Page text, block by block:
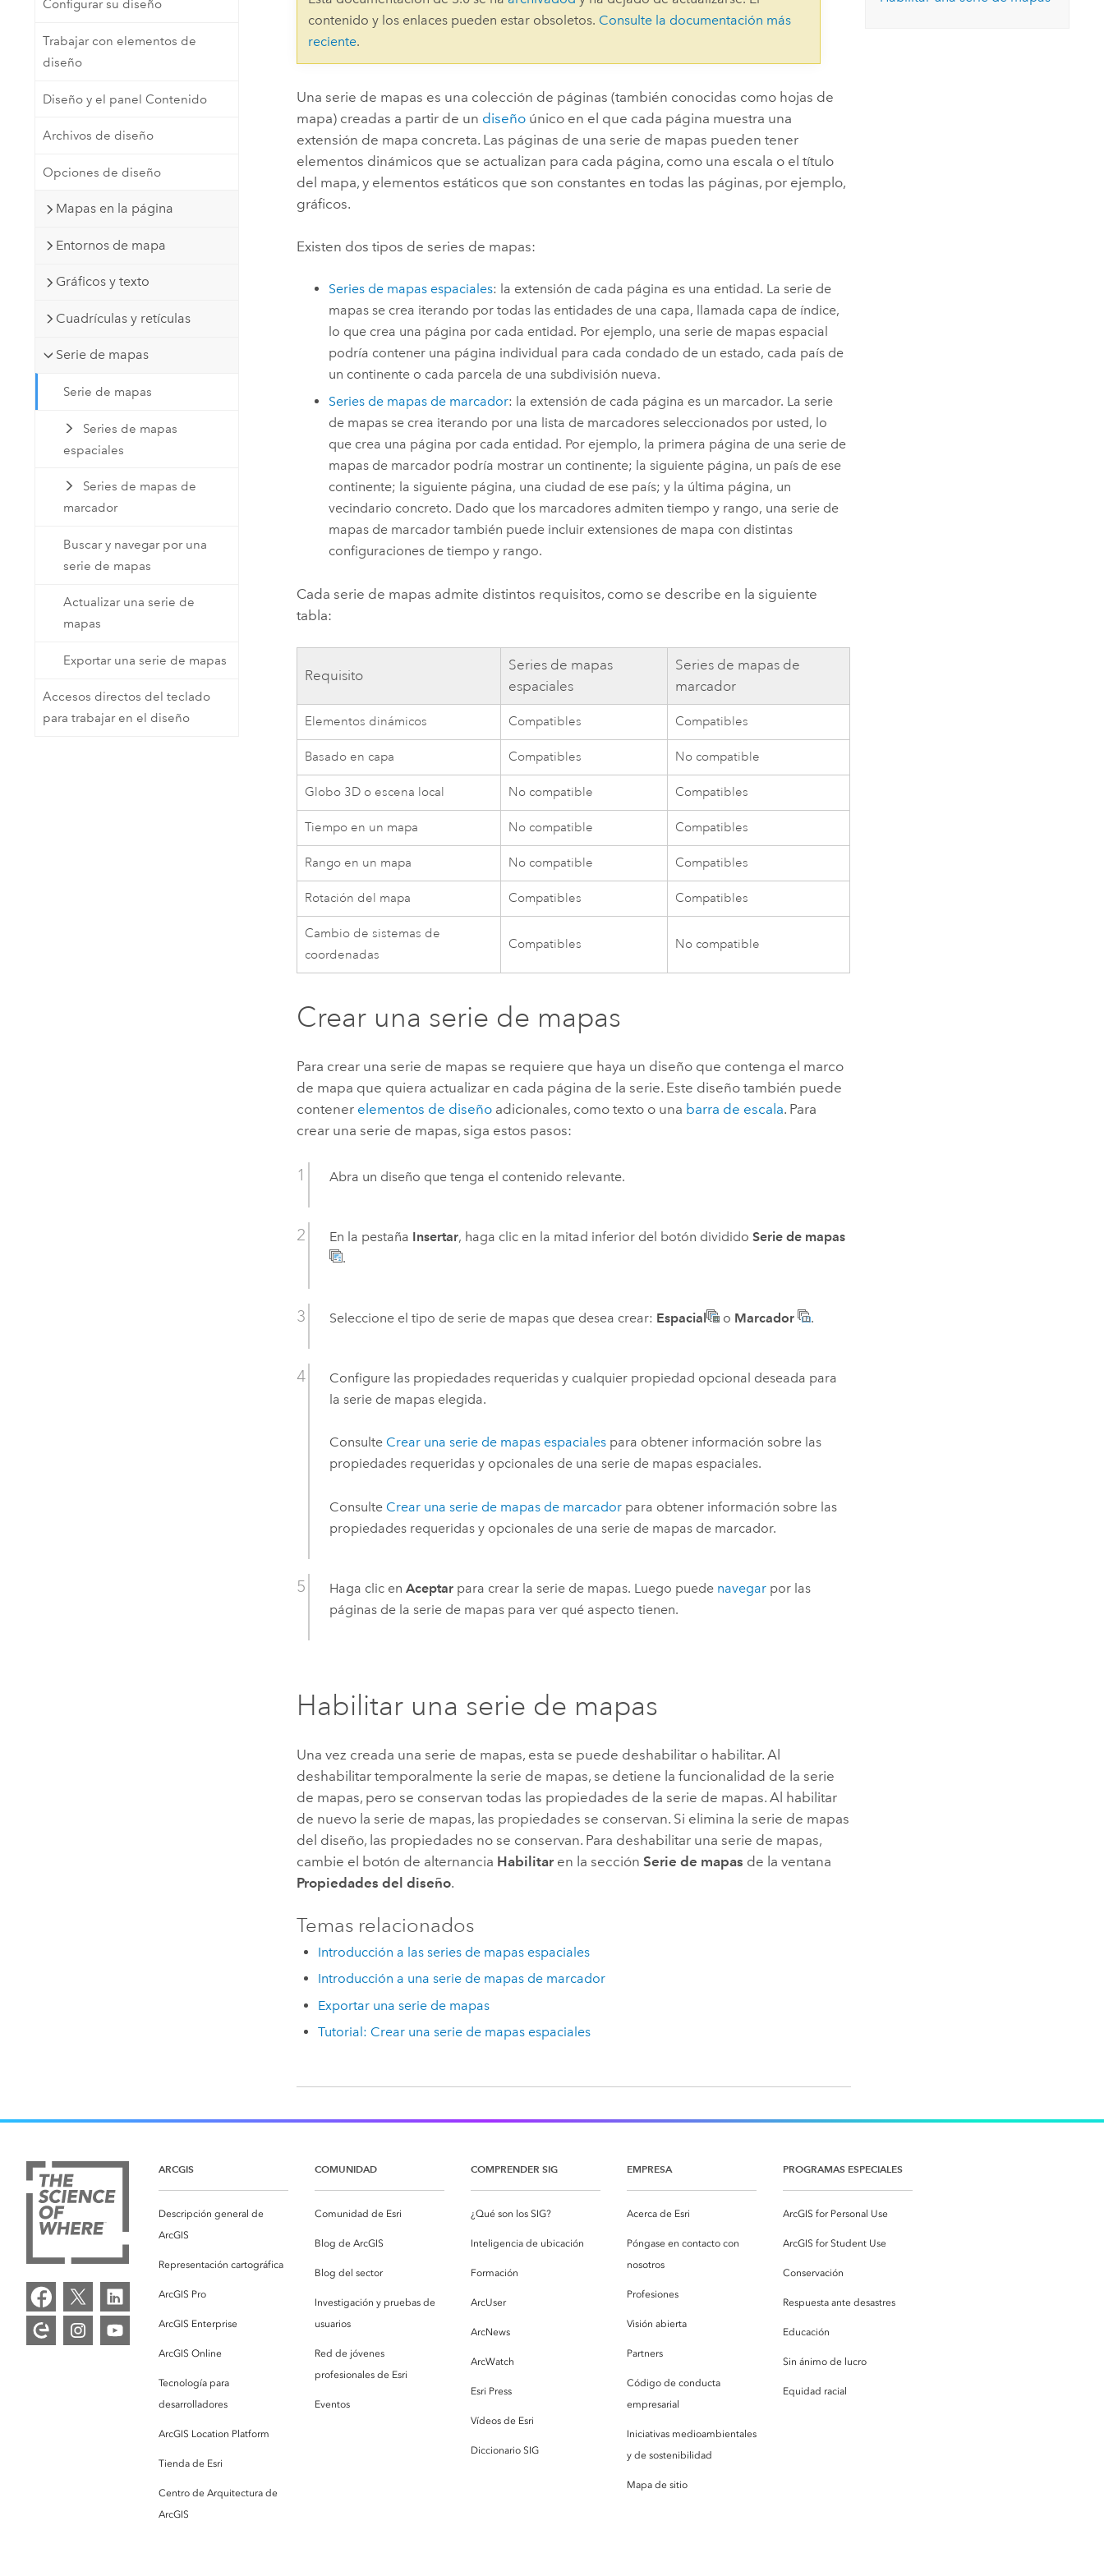
Crear aplicaciones de
Explorar la gestión de infraestructuras
Configurar su diseño
Trabajar con elementos de
diseño
Diseño y el panel Contenido
Archivos de diseño
Opciones de diseño
Mapas en la página
Entornos de mapa
Gráficos y texto
Cuadrículas y retículas
Serie de mapas
Serie de mapas
Series de mapas
espaciales
Series de mapas de
marcador
Buscar y navegar por una
serie de mapas
Actualizar una serie de
mapas
Exportar una serie de mapas
Accesos directos del teclado
para trabajar en el diseño
contenido y los enlaces pueden estar obsoletos. Consulte la documentación más
reciente.
Una serie de mapas es una colección de páginas (también conocidas como hojas de
mapa) creadas a partir de un diseño único en el que cada página muestra una
extensión de mapa concreta. Las páginas de una serie de mapas pueden tener
elementos dinámicos que se actualizan para cada página, como una escala o el título
del mapa, y elementos estáticos que son constantes en todas las páginas, por ejemplo,
gráficos.
Existen dos tipos de series de mapas:
Series de mapas espaciales: la extensión de cada página es una entidad. La serie de
mapas se crea iterando por todas las entidades de una capa, llamada capa de índice,
lo que crea una página por cada entidad. Por ejemplo, una serie de mapas espacial
podría contener una página individual para cada condado de un estado, cada país de
un continente o cada parcela de una subdivisión nueva.
Series de mapas de marcador: la extensión de cada página es un marcador. La serie
de mapas se crea iterando por una lista de marcadores seleccionados por usted, lo
que crea una página por cada entidad. Por ejemplo, la primera página de una serie de
mapas de marcador podría mostrar un continente; la siguiente página, un país de ese
continente; la siguiente página, una ciudad de ese país; y la última página, un
vecindario concreto. Dado que los marcadores admiten tiempo y rango, una serie de
mapas de marcador también puede incluir extensiones de mapa con distintas
configuraciones de tiempo y rango.
Cada serie de mapas admite distintos requisitos, como se describe en la siguiente
tabla:
Requisito
Series de mapas
espaciales
Series de mapas de
marcador
Elementos dinámicos Compatibles Compatibles
Basado en capa Compatibles No compatible
Globo 3D o escena local No compatible Compatibles
Tiempo en un mapa No compatible Compatibles
Rango en un mapa No compatible Compatibles
Rotación del mapa Compatibles Compatibles
Cambio de sistemas de
coordenadas
Compatibles No compatible
Crear una serie de mapas
Para crear una serie de mapas se requiere que haya un diseño que contenga el marco
de mapa que quiera actualizar en cada página de la serie. Este diseño también puede
contener elementos de diseño adicionales, como texto o una barra de escala. Para
crear una serie de mapas, siga estos pasos:
Abra un diseño que tenga el contenido relevante.
En la pestaña Insertar, haga clic en la mitad inferior del botón divididoSerie de mapas
.
Seleccione el tipo de serie de mapas que desea crear: Espacial o Marcador .
Configure las propiedades requeridas y cualquier propiedad opcional deseada para
la serie de mapas elegida.
Consulte Crear una serie de mapas espaciales para obtener información sobre las
propiedades requeridas y opcionales de una serie de mapas espaciales.
Consulte Crear una serie de mapas de marcador para obtener información sobre las
propiedades requeridas y opcionales de una serie de mapas de marcador.
Haga clic enAceptar para crear la serie de mapas. Luego puede navegar por las
páginas de la serie de mapas para ver qué aspecto tienen.
Habilitar una serie de mapas
Una vez creada una serie de mapas, esta se puede deshabilitar o habilitar. Al
deshabilitar temporalmente la serie de mapas, se detiene la funcionalidad de la serie
de mapas, pero se conservan todas las propiedades de la serie de mapas. Al habilitar
de nuevo la serie de mapas, las propiedades se conservan. Si elimina la serie de mapas
del diseño, las propiedades no se conservan. Para deshabilitar una serie de mapas,
cambie el botón de alternancia Habilitar en la secciónSerie de mapas de la ventana
Propiedades del diseño.
Temas relacionados
Introducción a las series de mapas espaciales
Introducción a una serie de mapas de marcador
Exportar una serie de mapas
Tutorial: Crear una serie de mapas espaciales
ARCGIS
Descripción general de
ArcGIS
Representación cartográfica
ArcGIS Pro
ArcGIS Enterprise
ArcGIS Online
Tecnología para
desarrolladores
ArcGIS Location Platform
Tienda de Esri
Centro de Arquitectura de
ArcGIS
COMUNIDAD
Comunidad de Esri
Blog de ArcGIS
Blog del sector
Investigación y pruebas de
usuarios
Red de jóvenes
profesionales de Esri
Eventos
COMPRENDER SIG
¿Qué son los SIG?
Inteligencia de ubicación
Formación
ArcUser
ArcNews
ArcWatch
Esri Press
Vídeos de Esri
Diccionario SIG
EMPRESA
Acerca de Esri
Póngase en contacto con
nosotros
Profesiones
Visión abierta
Partners
Código de conducta
empresarial
Iniciativas medioambientales
y de sostenibilidad
Mapa de sitio
PROGRAMAS ESPECIALES
ArcGIS for Personal Use
ArcGIS for Student Use
Conservación
Respuesta ante desastres
Educación
Sin ánimo de lucro
Equidad racial